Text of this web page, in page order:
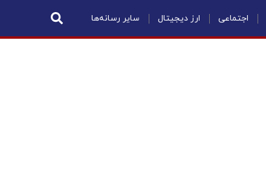
اجتماعی ارز دیجیتال سایر رسانه‌ها